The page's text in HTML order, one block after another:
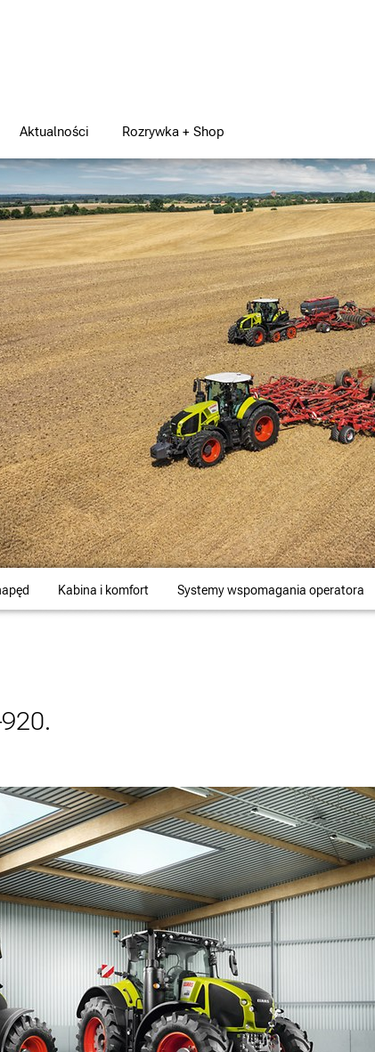
Aktualności Rozrywka + Shop
Kabina i komfort Systemy wspomagania operatora